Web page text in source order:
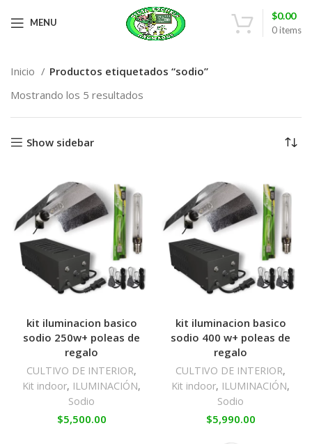
MENU
0items
$0.00
Inicio
Productos etiquetados “sodio”
Mostrando los 5 resultados
Show sidebar
kit iluminacion basico
sodio 250w+ poleas de
regalo
CULTIVO DE INTERIOR,
Kit indoor, ILUMINACIÓN,
Sodio
$5,500.00
kit iluminacion basico
sodio 400 w+ poleas de
regalo
CULTIVO DE INTERIOR,
Kit indoor, ILUMINACIÓN,
Sodio
$5,990.00